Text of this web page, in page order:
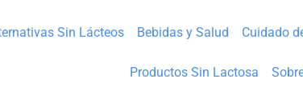
Sin Lácteos Bebidas y Salud Cuidado
Productos Sin Lactosa